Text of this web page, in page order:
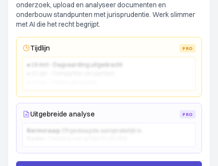
onderzoek, upload en analyseer documenten en
onderbouw standpunten met jurisprudentie. Werk slimmer
met AI die het recht begrijpt.
Tijdlijn PRO
● 15 mrt - Dagvaarding uitgebracht
Uitgebreide analyse PRO
Kernvraag: